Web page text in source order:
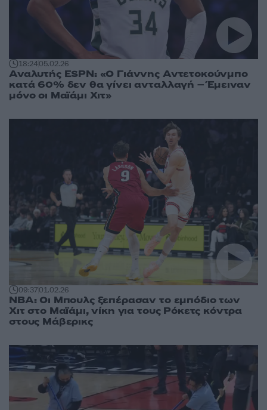
18:2405.02.26
Αναλυτής ESPN: «Ο Γιάννης Αντετοκούνμπο
κατά 60% δεν θα γίνει ανταλλαγή – Έμειναν
μόνο οι Μαϊάμι Χιτ»
09:3701.02.26
NBA: Οι Μπουλς ξεπέρασαν το εμπόδιο των
Χιτ στο Μαϊάμι, νίκη για τους Ρόκετς κόντρα
στους Μάβερικς